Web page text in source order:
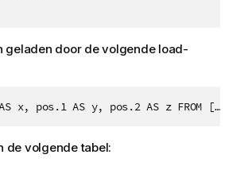
geladen door de volgende load-
AS x, pos.1 AS y, pos.2 AS z FROM […]
de volgende tabel: